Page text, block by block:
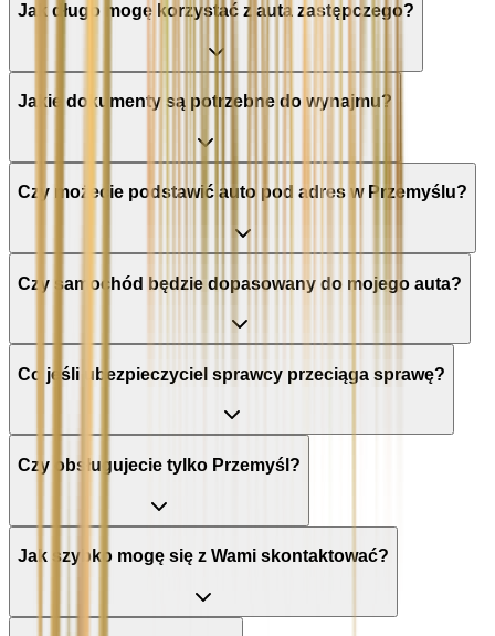
Jak długo mogę korzystać z auta zastępczego?
Jakie dokumenty są potrzebne do wynajmu?
Czy możecie podstawić auto pod adres w Przemyślu?
Czy samochód będzie dopasowany do mojego auta?
Co jeśli ubezpieczyciel sprawcy przeciąga sprawę?
Czy obsługujecie tylko Przemyśl?
Jak szybko mogę się z Wami skontaktować?